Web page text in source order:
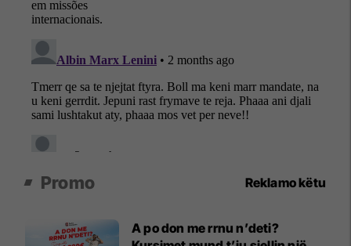
Promo Reklamo këtu
A po don me rrnu n’deti?